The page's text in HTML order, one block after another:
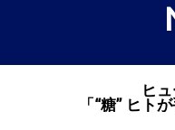
ヒ
「“糖” ヒト